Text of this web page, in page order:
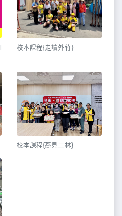
校本課程{走讀外竹}
校本課程{蕎見二林}